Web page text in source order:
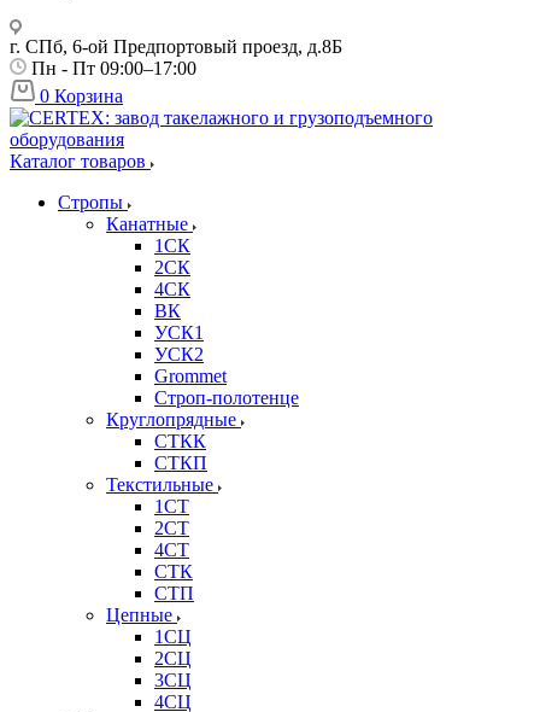
г. СПб, 6-ой Предпортовый проезд, д.8Б
Пн - Пт 09:00–17:00
0 Корзина
Каталог товаров
Стропы
Канатные
1СК
2СК
4СК
ВК
УСК1
УСК2
Grommet
Строп-полотенце
Круглопрядные
СТКК
СТКП
Текстильные
1СТ
2СТ
4СТ
СТК
СТП
Цепные
1СЦ
2СЦ
3СЦ
4СЦ